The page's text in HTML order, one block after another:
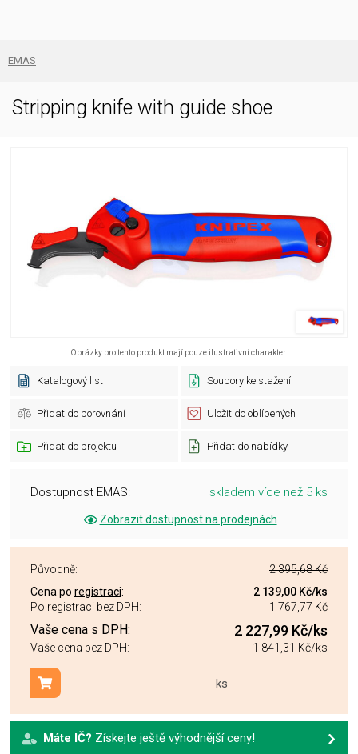
EMAS
Stripping knife with guide shoe
Obrázky pro tento produkt mají pouze ilustrativní charakter.
Katalogový list Soubory ke stažení
Přidat do porovnání Uložit do oblíbených
Přidat do projektu Přidat do nabídky
Dostupnost EMAS: skladem více než 5 ks
Zobrazit dostupnost na prodejnách
Původně:
2 395,68 Kč
Cena po registraci: 2 139,00 Kč/ks
Po registraci bez DPH:
1 767,77 Kč
Vaše cena s DPH: 2 227,99 Kč/ks
Vaše cena bez DPH: 1 841,31 Kč/ks
ks
Přidat do košíku
Máte IČ? Získejte ještě výhodnější ceny!